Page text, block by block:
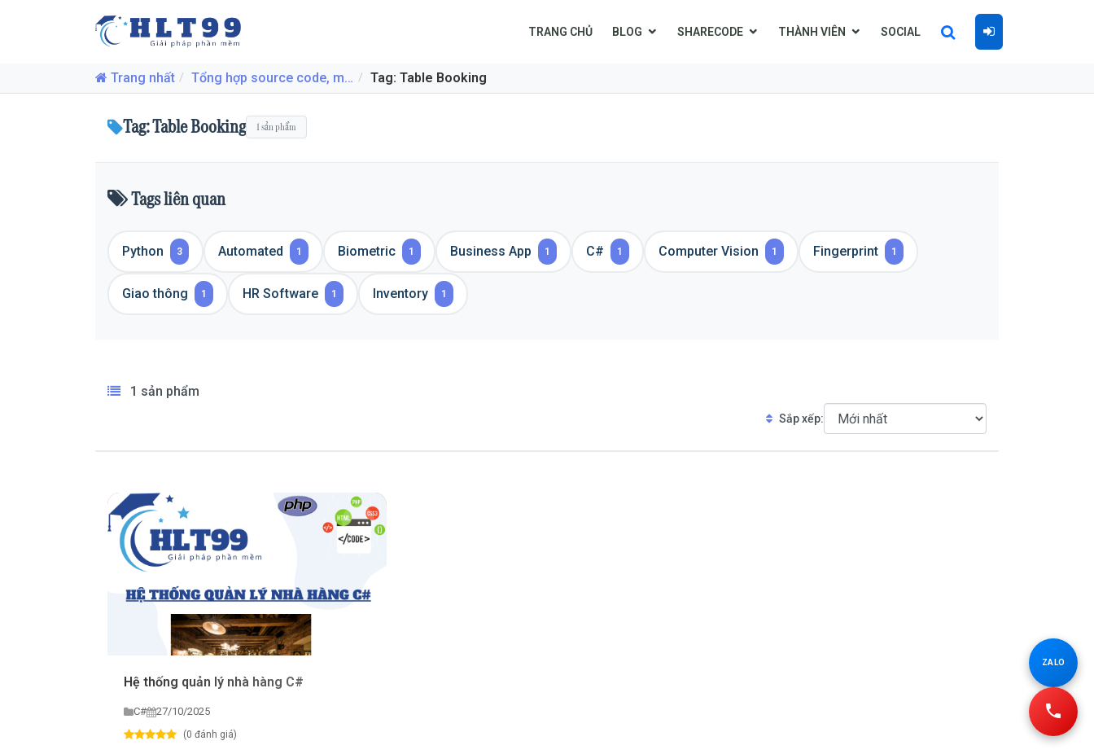
TRANG CHỦ BLOG SHARECODE THÀNH VIÊN SOCIAL
Trang nhất Tổng hợp source code, mã nguồn, đồ án mới nhất Tag: Table Booking
Tag: Table Booking 1 sản phẩm
Tags liên quan
Python 3 Automated 1 Biometric 1 Business App 1 C# 1 Computer Vision 1 Fingerprint 1
Giao thông 1 HR Software 1 Inventory 1
1 sản phẩm
Sắp xếp:
Hệ thống quản lý nhà hàng C#
C# 27/10/2025
(0 đánh giá)
ZALO